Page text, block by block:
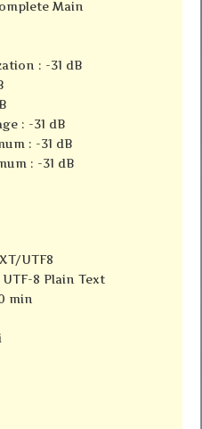
Main
: -31 dB
: -31 dB
: -31 dB
: -31 dB
UTF8
8 Plain Text
min